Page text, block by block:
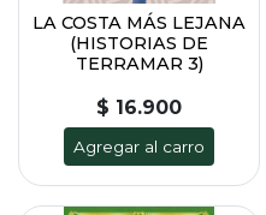
LA COSTA MÁS LEJANA
(HISTORIAS DE
TERRAMAR 3)
$ 16.900
Agregar al carro